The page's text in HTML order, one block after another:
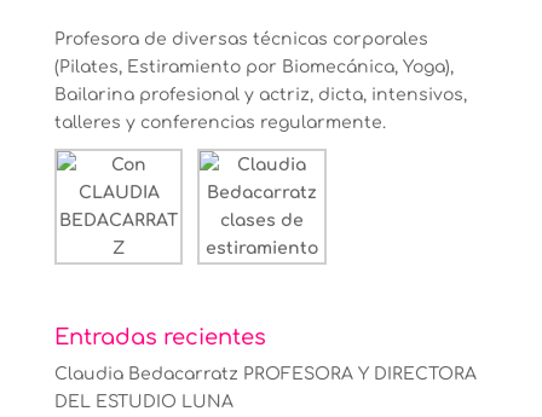
Profesora de diversas técnicas corporales
(Pilates, Estiramiento por Biomecánica, Yoga),
Bailarina profesional y actriz, dicta, intensivos,
talleres y conferencias regularmente.
Entradas recientes
Claudia Bedacarratz PROFESORA Y DIRECTORA
DEL ESTUDIO LUNA